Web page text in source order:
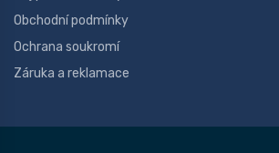
Obchodní podmínky
Ochrana soukromí
Záruka a reklamace